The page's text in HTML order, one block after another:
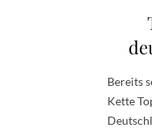
Bereits
Kette